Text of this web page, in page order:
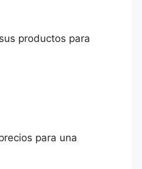
productos para
para una